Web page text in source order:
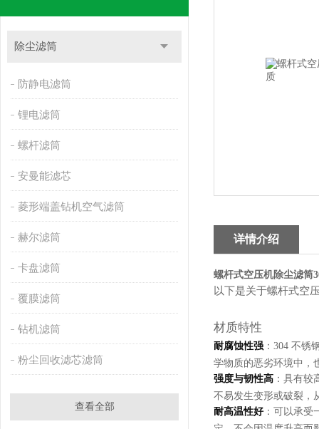
除尘滤筒
防静电滤筒
锂电滤筒
螺杆滤筒
安曼能滤芯
菱形端盖钻机空气滤筒
赫尔滤筒
卡盘滤筒
覆膜滤筒
钻机滤筒
粉尘回收滤芯滤筒
查看全部
详情介绍
螺杆式空压机除尘滤筒
以下是关于螺杆式空
材质特性
耐腐蚀性强 ：304 不
学物质的恶劣环境中，
强度与韧性高 ：具有
不易发生变形或破裂，
耐高温性好：可以承受